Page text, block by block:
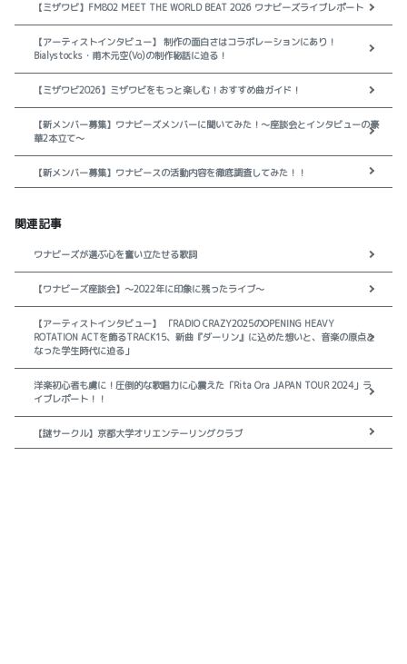
【ミザワビ】FM802 MEET THE WORLD BEAT 2026 ワナビーズライブレポート
【アーティストインタビュー】 制作の面白さはコラボレーションにあり！
Bialystocks・甫木元空(Vo)の制作秘話に迫る！
【ミザワビ2026】ミザワビをもっと楽しむ！おすすめ曲ガイド！
【新メンバー募集】ワナビーズメンバーに聞いてみた！～座談会とインタビューの豪
華2本立て～
【新メンバー募集】ワナビースの活動内容を徹底調査してみた！！
関連記事
ワナビーズが選ぶ心を奮い立たせる歌詞
【ワナビーズ座談会】～2022年に印象に残ったライブ～
【アーティストインタビュー】 「RADIO CRAZY2025のOPENING HEAVY
ROTATION ACTを飾るTRACK15、新曲『ダーリン』に込めた想いと、音楽の原点と
なった学生時代に迫る」
洋楽初心者も虜に！圧倒的な歌唱力に心震えた「Rita Ora JAPAN TOUR 2024」ラ
イブレポート！！
【謎サークル】京都大学オリエンテーリングクラブ